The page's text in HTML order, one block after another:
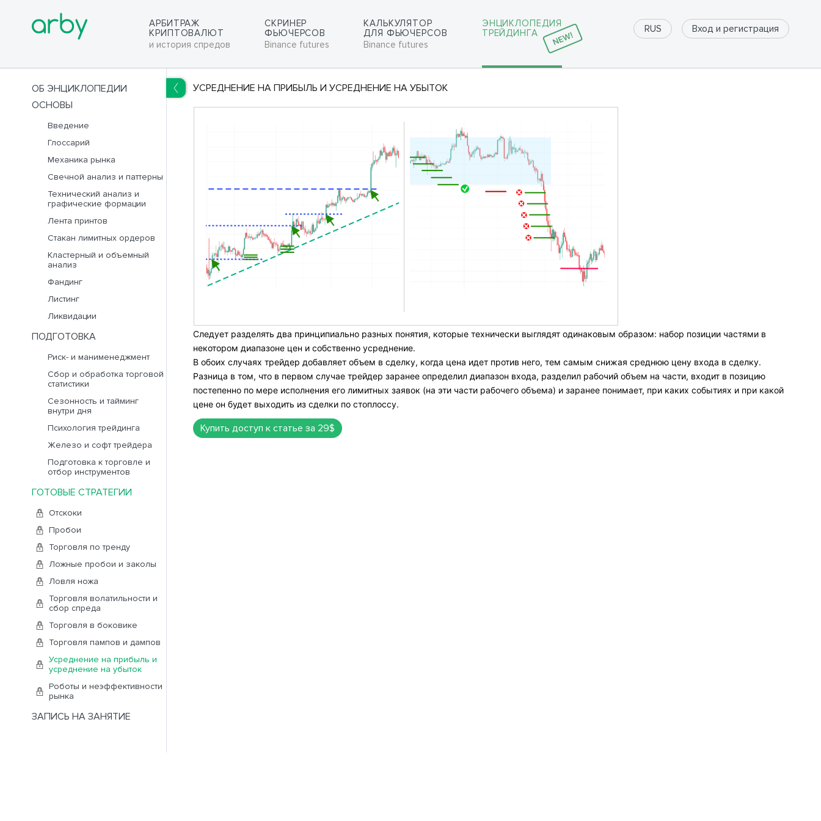
АРБИТРАЖ
КРИПТОВАЛЮТ
и история спредов
СКРИНЕР
ФЬЮЧЕРСОВ
Binance futures
КАЛЬКУЛЯТОР
ДЛЯ ФЬЮЧЕРСОВ
Binance futures
ЭНЦИКЛОПЕДИЯ
ТРЕЙДИНГА
RUS Вход и регистрация
ENG
ОБ ЭНЦИКЛОПЕДИИ
ОСНОВЫ
Введение
Глоссарий
Механика рынка
Свечной анализ и паттерны
Технический анализ и
графические формации
Лента принтов
Стакан лимитных ордеров
Кластерный и объемный
анализ
Фандинг
Листинг
Ликвидации
ПОДГОТОВКА
Риск- и манименеджмент
Сбор и обработка торговой
статистики
Сезонность и тайминг
внутри дня
Психология трейдинга
Железо и софт трейдера
Подготовка к торговле и
отбор инструментов
ГОТОВЫЕ СТРАТЕГИИ
Отскоки
Пробои
Торговля по тренду
Ложные пробои и заколы
Ловля ножа
Торговля волатильности и
сбор спреда
Торговля в боковике
Торговля пампов и дампов
Усреднение на прибыль и
усреднение на убыток
Роботы и неэффективности
рынка
ЗАПИСЬ НА ЗАНЯТИЕ
УСРЕДНЕНИЕ НА ПРИБЫЛЬ И УСРЕДНЕНИЕ НА УБЫТОК
Следует разделять два принципиально разных понятия, которые технически выглядят одинаковым образом: набор позиции частями в
некотором диапазоне цен и собственно усреднение.
В обоих случаях трейдер добавляет объем в сделку, когда цена идет против него, тем самым снижая среднюю цену входа в сделку.
Разница в том, что в первом случае трейдер заранее определил диапазон входа, разделил рабочий объем на части, входит в позицию
постепенно по мере исполнения его лимитных заявок (на эти части рабочего объема) и заранее понимает, при каких событиях и при какой
цене он будет выходить из сделки по стоплоссу.
Купить доступ к статье за 29$